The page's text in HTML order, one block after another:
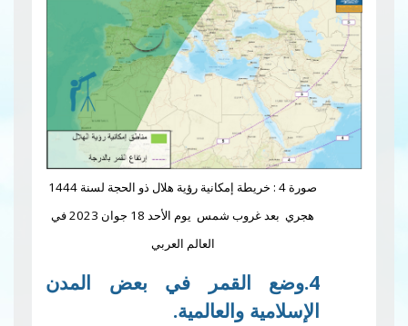
صورة 4 : خريطة إمكانية رؤية هلال ذو الحجة لسنة 1444
هجري بعد غروب شمس يوم الأحد 18 جوان 2023 في
القمر في بعض المدن
والعالمية.